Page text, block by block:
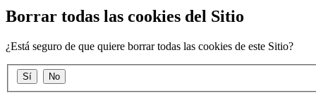
Borrar todas las cookies del Sitio
¿Está seguro de que quiere borrar todas las cookies de este Sitio?